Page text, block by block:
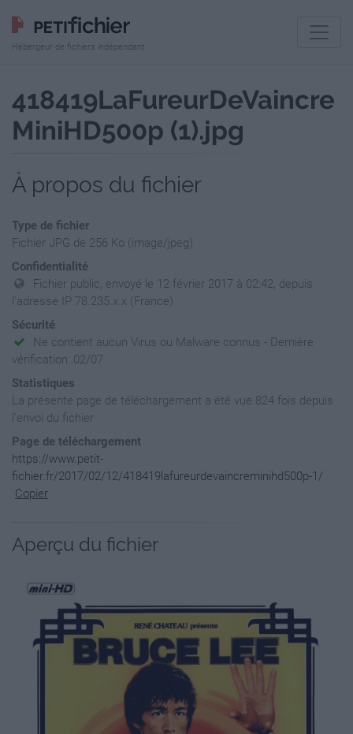
Hébergeur de fichiers indépendant
418419LaFureurDeVaincre
MiniHD500p (1).jpg
À propos du fichier
Type de fichier
Fichier JPG de 256 Ko (image/jpeg)
Confidentialité
Fichier public, envoyé le 12 février 2017 à 02:42, depuis
l'adresse IP 78.235.x.x (France)
Sécurité
Ne contient aucun Virus ou Malware connus - Dernière
vérification: 02/07
Statistiques
La présente page de téléchargement a été vue 824 fois depuis
l'envoi du fichier
Page de téléchargement
https://www.petit-
fichier.fr/2017/02/12/418419lafureurdevaincreminihd500p-1/
Copier
Aperçu du fichier